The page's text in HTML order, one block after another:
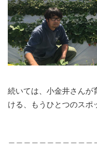
続いては、小金井さんが
ける、もうひとつのスポ